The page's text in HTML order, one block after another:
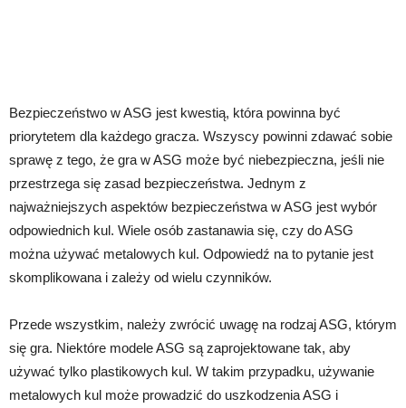
Bezpieczeństwo w ASG jest kwestią, która powinna być
priorytetem dla każdego gracza. Wszyscy powinni zdawać sobie
sprawę z tego, że gra w ASG może być niebezpieczna, jeśli nie
przestrzega się zasad bezpieczeństwa. Jednym z
najważniejszych aspektów bezpieczeństwa w ASG jest wybór
odpowiednich kul. Wiele osób zastanawia się, czy do ASG
można używać metalowych kul. Odpowiedź na to pytanie jest
skomplikowana i zależy od wielu czynników.
Przede wszystkim, należy zwrócić uwagę na rodzaj ASG, którym
się gra. Niektóre modele ASG są zaprojektowane tak, aby
używać tylko plastikowych kul. W takim przypadku, używanie
metalowych kul może prowadzić do uszkodzenia ASG i